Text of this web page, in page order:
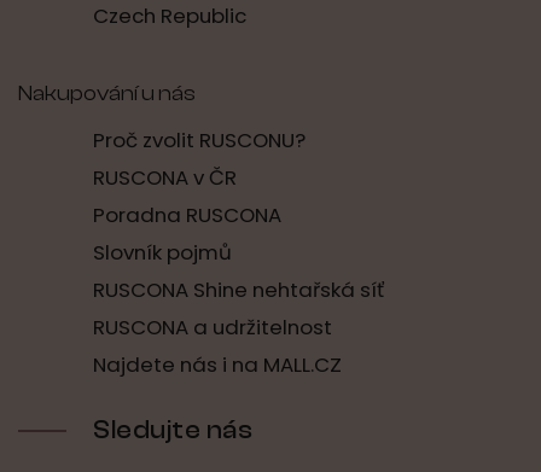
Czech Republic
Nakupování u nás
Proč zvolit RUSCONU?
RUSCONA v ČR
Poradna RUSCONA
Slovník pojmů
RUSCONA Shine nehtařská síť
RUSCONA a udržitelnost
Najdete nás i na MALL.CZ
Sledujte nás